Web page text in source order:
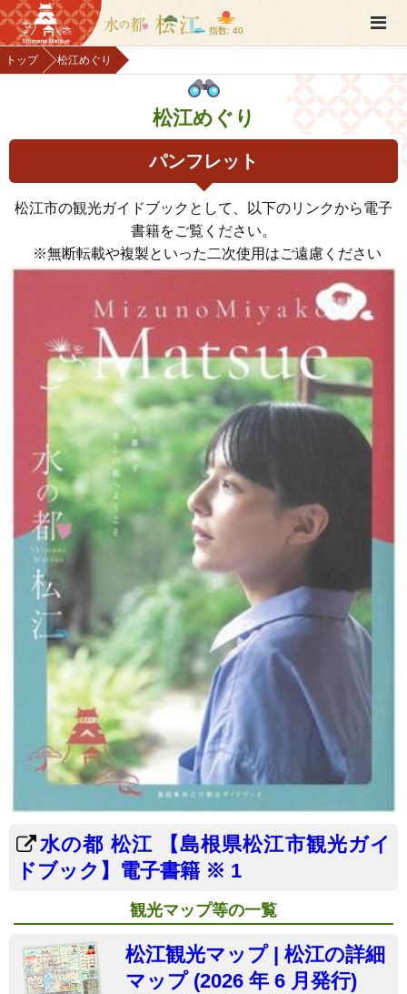
指数: 40
トップ 松江めぐり
松江めぐり
パンフレット
松江市の観光ガイドブックとして、以下のリンクから電子
書籍をご覧ください。
※無断転載や複製といった二次使用はご遠慮ください
水の都 松江 【島根県松江市観光ガイ
ドブック】電子書籍 ※ 1
観光マップ等の一覧
松江観光マップ | 松江の詳細
マップ (2026 年 6 月発行)